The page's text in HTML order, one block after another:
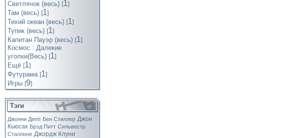
Светлячок (весь) [1]
Там (весь) [1]
Тихий океан (весь) [1]
Тупик (весь) [1]
Капитан Пауэр (весь) [1]
Космос : Далекие
уголки(Весь) [1]
Ещё [1]
Футурама [1]
Игры [9]
Тэги
Джонни Депп Бен Стиллер Джон
Кьюсак Брэд Питт Сильвестр
Сталлоне Джордж Клуни